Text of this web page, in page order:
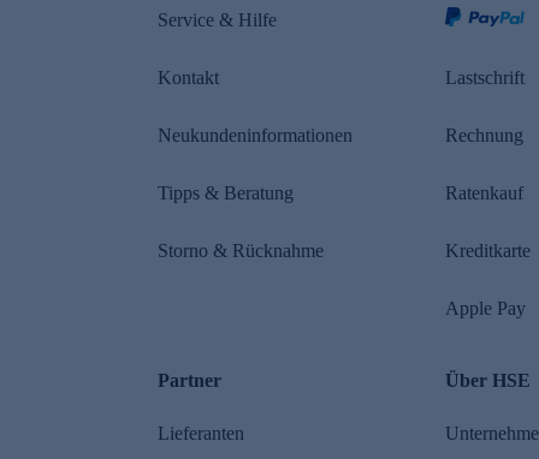
Service & Hilfe
Kontakt
Neukundeninformationen
Tipps & Beratung
Storno & Rücknahme
Lastschrift
Rechnung
Ratenkauf
Kreditkarte
Apple Pay
Partner
Lieferanten
Über HSE